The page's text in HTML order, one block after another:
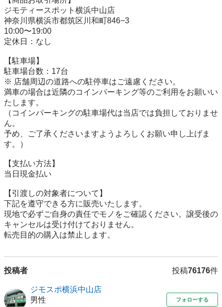
ジモティースポット横浜中山店
神奈川県横浜市都筑区川和町846−3
10:00〜19:00
定休日：なし
【駐⾞場】
駐車場台数：17台
※ 店舗周辺の道路への駐停車はご遠慮ください。
満車の場合は近隣のコインパーキング等のご利用をお願いい
たします。
（コインパーキングの駐車場代は当店では負担しておりませ
ん。
予め、ご了承くださいますようよろしくお願い申し上げま
す。）
【⽀払い⽅法】
当日現金払い
【引渡しの対象者について】
下記を遵守できる⽅に販売いたします。
現地で必ずご⾃⾝の責任でモノをご確認ください。譲受後の
キャンセルは受け付けておりません。
転売⽬的の購⼊は禁⽌します。
投稿者 投稿76176件
ジモスポ横浜中山店
男性
フォローする